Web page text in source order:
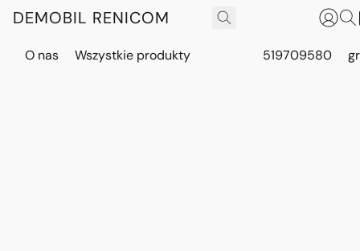
DEMOBIL RENICOM
O nas Wszystkie produkty 519709580